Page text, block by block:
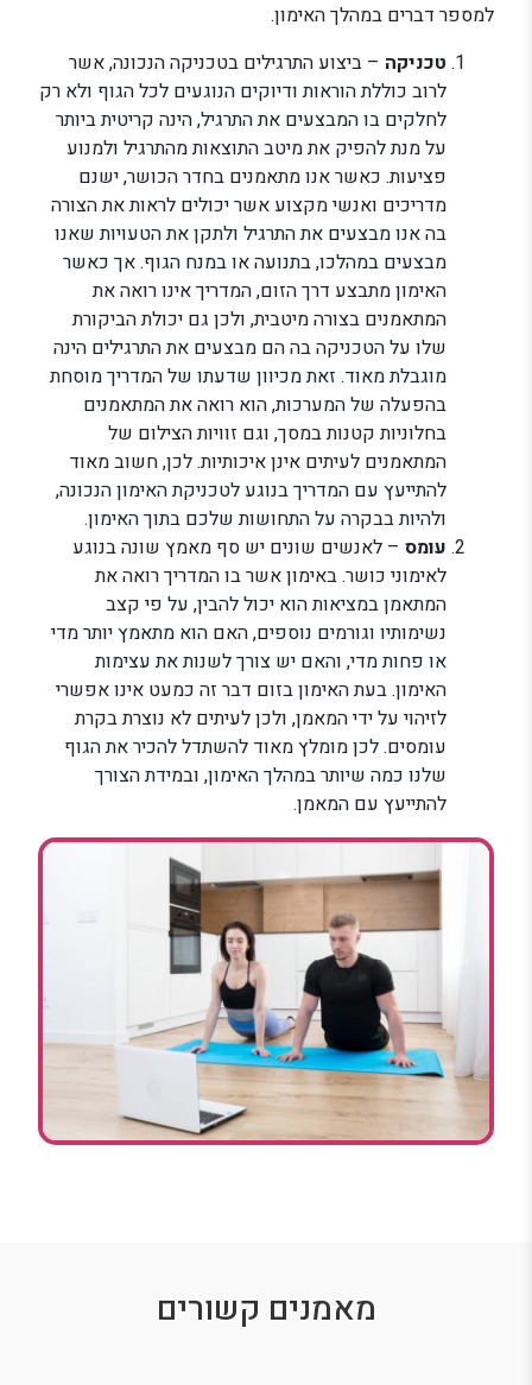
למספר דברים במהלך האימון.
טכניקה – ביצוע התרגילים בטכניקה הנכונה, אשר
לרוב כוללת הוראות ודיוקים הנוגעים לכל הגוף ולא רק
לחלקים בו המבצעים את התרגיל, הינה קריטית ביותר
על מנת להפיק את מיטב התוצאות מהתרגיל ולמנוע
פציעות. כאשר אנו מתאמנים בחדר הכושר, ישנם
מדריכים ואנשי מקצוע אשר יכולים לראות את הצורה
בה אנו מבצעים את התרגיל ולתקן את הטעויות שאנו
מבצעים במהלכו, בתנועה או במנח הגוף. אך כאשר
האימון מתבצע דרך הזום, המדריך אינו רואה את
המתאמנים בצורה מיטבית, ולכן גם יכולת הביקורת
שלו על הטכניקה בה הם מבצעים את התרגילים הינה
מוגבלת מאוד. זאת מכיוון שדעתו של המדריך מוסחת
בהפעלה של המערכות, הוא רואה את המתאמנים
בחלוניות קטנות במסך, וגם זוויות הצילום של
המתאמנים לעיתים אינן איכותיות. לכן, חשוב מאוד
להתייעץ עם המדריך בנוגע לטכניקת האימון הנכונה,
ולהיות בבקרה על התחושות שלכם בתוך האימון.
עומס – לאנשים שונים יש סף מאמץ שונה בנוגע
לאימוני כושר. באימון אשר בו המדריך רואה את
המתאמן במציאות הוא יכול להבין, על פי קצב
נשימותיו וגורמים נוספים, האם הוא מתאמץ יותר מדי
או פחות מדי, והאם יש צורך לשנות את עצימות
האימון. בעת האימון בזום דבר זה כמעט אינו אפשרי
לזיהוי על ידי המאמן, ולכן לעיתים לא נוצרת בקרת
עומסים. לכן מומלץ מאוד להשתדל להכיר את הגוף
שלנו כמה שיותר במהלך האימון, ובמידת הצורך
להתייעץ עם המאמן.
מאמנים קשורים